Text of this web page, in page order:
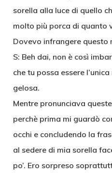
sorella alla luce di quello
molto più porca di quanto
Dovevo infrangere questo
S: Beh dai, non è così
che tu possa essere
gelosa.
Mentre pronunciava
perchè prima mi guardò
occhi e concludendo la
al sedere di mia sorella
po’. Ero sorpreso